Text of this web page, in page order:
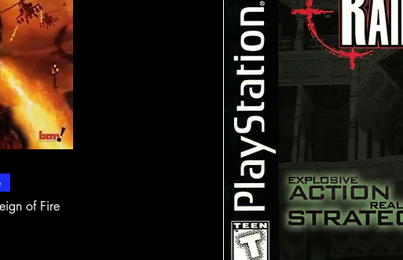
of Fire
त्वरित दृश्य
In-Store & Online
PlayStation 2 - GoldenEye
Rogue Agent
मूल्य
$ 10.71